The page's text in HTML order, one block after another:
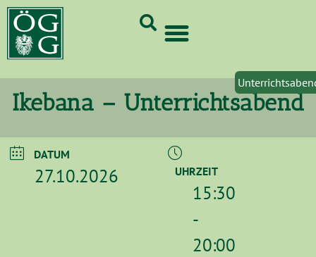
Ikebana – Unterrichtsabend
DATUM
27.10.2026 UHRZEIT
15:30
-
20:00